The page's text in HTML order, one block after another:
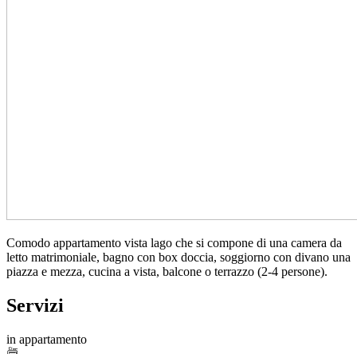
Comodo appartamento vista lago che si compone di una camera da
letto matrimoniale, bagno con box doccia, soggiorno con divano una
piazza e mezza, cucina a vista, balcone o terrazzo (2-4 persone).
Servizi
in appartamento